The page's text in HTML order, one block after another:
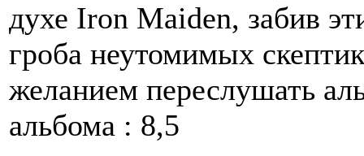
духе Iron Maiden, забив
гроба неутомимых
желанием переслушать
альбома : 8,5